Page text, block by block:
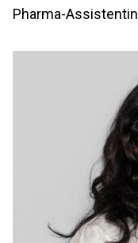
Pharma-Assistentin